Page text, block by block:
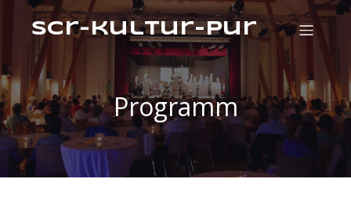
scr-kultur-pur
Programm